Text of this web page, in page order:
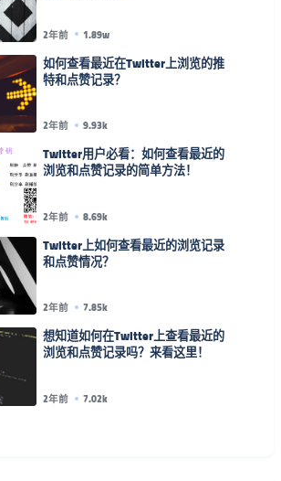
2年前 1.89w
如何查看最近在Twitter上浏览的推
特和点赞记录？
2年前 9.93k
Twitter用户必看：如何查看最近的
浏览和点赞记录的简单方法！
2年前 8.69k
Twitter上如何查看最近的浏览记录
和点赞情况？
2年前 7.85k
想知道如何在Twitter上查看最近的
浏览和点赞记录吗？来看这里！
2年前 7.02k